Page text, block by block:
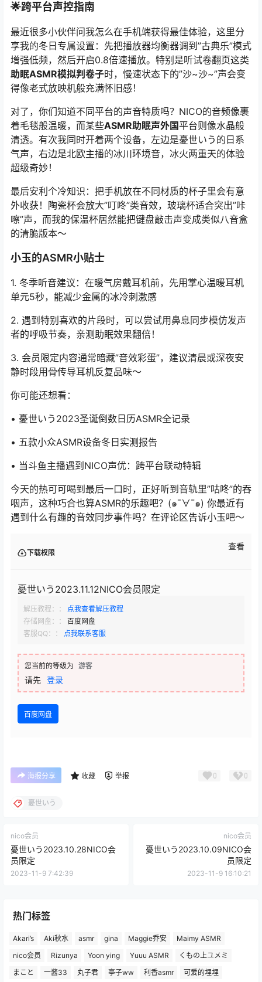
🌟跨平台声控指南
最近很多小伙伴问我怎么在手机端获得最佳体验，这里分
享我的冬日专属设置：先把播放器均衡器调到”古典乐”模式
增强低频，然后开启0.8倍速播放。特别是听试卷翻页这类
助眠ASMR模拟判卷子时，慢速状态下的”沙~沙~”声会变
得像老式放映机般充满怀旧感！
对了，你们知道不同平台的声音特质吗？NICO的音频像裹
着毛毯般温暖，而某些ASMR助眠声外国平台则像水晶般
清透。有次我同时开着两个设备，左边是憂世いう的日系
气声，右边是北欧主播的冰川环境音，冰火两重天的体验
超级奇妙！
最后安利个冷知识：把手机放在不同材质的杯子里会有意
外收获！陶瓷杯会放大”叮咚”类音效，玻璃杯适合突出”咔
嚓”声，而我的保温杯居然能把键盘敲击声变成类似八音盒
的清脆版本～
小玉的ASMR小贴士
1. 冬季听音建议：在暖气房戴耳机前，先用掌心温暖耳机
单元5秒，能减少金属的冰冷刺激感
2. 遇到特别喜欢的片段时，可以尝试用鼻息同步模仿发声
者的呼吸节奏，亲测助眠效果翻倍！
3. 会员限定内容通常暗藏”音效彩蛋”，建议清晨或深夜安
静时段用骨传导耳机反复品味～
你可能还想看：
• 憂世いう2023圣诞倒数日历ASMR全记录
• 五款小众ASMR设备冬日实测报告
• 当斗鱼主播遇到NICO声优：跨平台联动特辑
今天的热可可喝到最后一口时，正好听到音轨里”咕咚”的吞
咽声，这种巧合也算ASMR的乐趣吧？(๑¯∀¯๑) 你最近有
遇到什么有趣的音效同步事件吗？在评论区告诉小玉吧～
下载权限
查看
憂世いう2023.11.12NICO会员限定
解压教程：：
点我查看解压教程
存储网盘：：
百度网盘
客服QQ：：
点我联系客服
您当前的等级为 游客
请先 登录
百度网盘
海报分享 收藏 举报 0 0
憂世いう
nico会员
憂世いう2023.10.28NICO会
员限定
2023-11-9 7:42:39
nico会员
憂世いう2023.10.09NICO会
员限定
2023-11-9 16:10:21
热门标签
Akari’s Aki秋水 asmr gina Maggie乔安
Maimy ASMR
nico会员
Rizunya Yoon ying Yuuu ASMR
くもの上ユメミ
まこと
一酱33 丸子君 亭子ww 利香asmr 可爱的埋埋